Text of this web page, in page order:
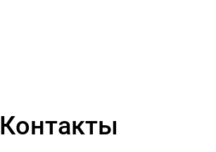
Контакты